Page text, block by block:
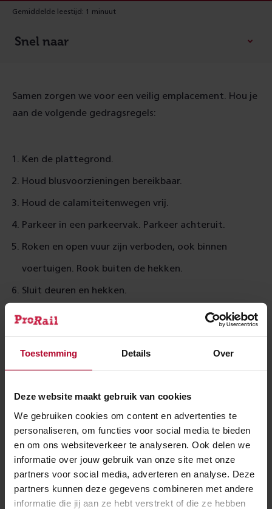
Toestemming Details Over
Deze website maakt gebruik van cookies
We gebruiken cookies om content en advertenties te
personaliseren, om functies voor social media te bieden
en om ons websiteverkeer te analyseren. Ook delen we
informatie over jouw gebruik van onze site met onze
partners voor social media, adverteren en analyse. Deze
partners kunnen deze gegevens combineren met andere
informatie die jij aan ze hebt verstrekt of die ze hebben
Gemiddelde leestijd: 1 minuut
Snel naar
Samen zorgen we voor een veilig emplacement. Hou je
aan de volgende gedragsregels:
Ken de plattegrond.
Houd blusvoorzieningen bereikbaar.
Houd de calamiteitenwegen vrij.
Parkeer in een parkeervak. Parkeer achteruit.
Roken en open vuur zijn verboden, ook binnen
voertuigen. Rook buiten de hekken.
Sluit deuren en hekken.
dwarsliggers. Pak ze in met zeil.
stoffen (PGS15).
Volg de tankinstructie.
Blijf af van beschermde planten en dieren.
Gevaarlijke situatie? Bel Meldkamer Spoor:0840-
849596